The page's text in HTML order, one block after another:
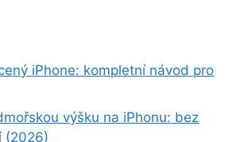
iPhone: kompletní návod pro
výšku na iPhonu: bez
(2026)